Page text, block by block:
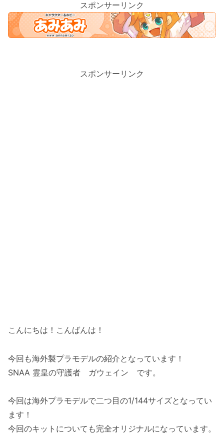
スポンサーリンク
スポンサーリンク
こんにちは！こんばんは！
今回も海外製プラモデルの紹介となっています！
SNAA 霊皇の守護者 ガウェイン です。
今回は海外プラモデルで二つ目の1/144サイズとなってい
ます！
今回のキットについても完全オリジナルになっています。